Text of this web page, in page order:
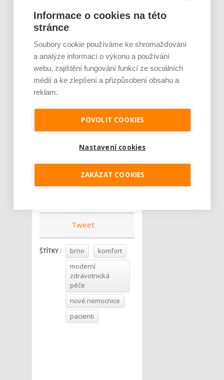
dostatek prostoru pro
vybudování krásné moderní
nemocnice, kde by pacienti
měli ideální prostředí pro
rekonvalescenci.
V současnosti ale město Brno
kompletuje názory z řad
ekologů a dalších odborníků
možné místo pro výstavbu.
Zatím mohu říct, že se
v současnosti vybírá z téměř
Tweet
ŠTÍTKY : brno
komfort
moderní
zdravotnická
péče
nové nemocnice
pacienti
Informace o cookies na této
stránce
Soubory cookie používáme ke shromažďování
a analýze informací o výkonu a používání
webu, zajištění fungování funkcí ze sociálních
médií a ke zlepšení a přizpůsobení obsahu a
reklam.
POVOLIT COOKIES
Nastavení cookies
ZAKÁZAT COOKIES